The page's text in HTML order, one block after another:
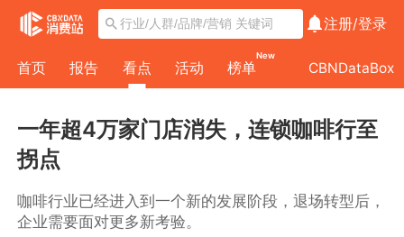
注册/登录
首页 报告 看点 活动 榜单
New
CBNDataBox
​一年超4万家门店消失，连锁咖啡行至
拐点
咖啡行业已经进入到一个新的发展阶段，退场转型后，
企业需要面对更多新考验。